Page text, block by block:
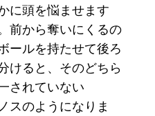
に頭を悩ませます
前から奪いにくるの
ールを持たせて後ろ
けると、そのどちら
されていない
スのようになりま